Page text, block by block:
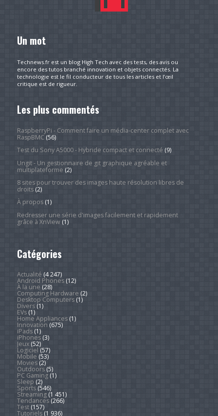
Un mot
Technews.fr est un blog High Tech avec des tests, des avis ou
encore des tutos branché innovation et objets connectés. La
technologie est le fil conducteur de tous les articles et l’œil
critique est de rigueur.
Les plus commentés
RaspberryPi - Comment faire un média-center complet avec
RaspBMC(56)
Test du Sony A5000 - Hybride compact et connecté (9)
Ungit - Un gestionnaire de git graphique agréable et
multiplateforme (2)
8 sites pour trouver des images haute résolution libres de
droits(2)
À propos(1)
Redresser une série d'images facilement et rapidement
grâce à XnView(1)
Catégories
Actualité (4 247)
Android Phones(12)
À la une (28)
Computing Hardware (2)
Desktop Computers(1)
Divers(1)
EVs(1)
Home Appliances(1)
Innovation (675)
iPads(1)
iPhones(3)
Jeux(52)
Logiciel (57)
Mobile (53)
Movies(2)
Outdoors(5)
PC Gaming(1)
Sleep (2)
Sports(546)
Streaming(1 451)
Tendances(266)
Test(157)
Tutoriels(1 936)